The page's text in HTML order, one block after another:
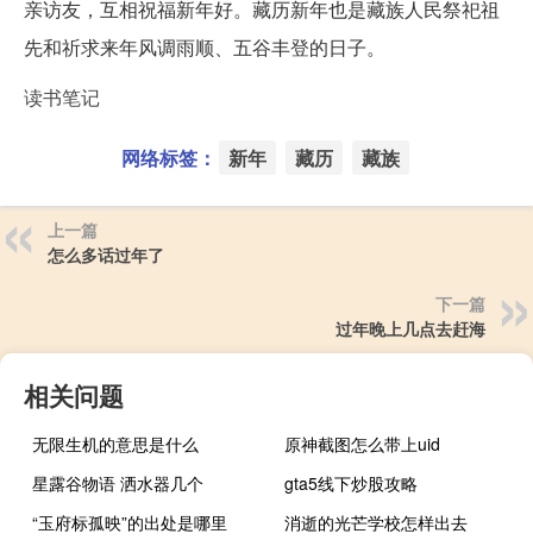
亲访友，互相祝福新年好。藏历新年也是藏族人民祭祀祖
先和祈求来年风调雨顺、五谷丰登的日子。
读书笔记
网络标签： 新年 藏历 藏族
上一篇
怎么多话过年了
下一篇
过年晚上几点去赶海
相关问题
无限生机的意思是什么
原神截图怎么带上uid
星露谷物语 洒水器几个
gta5线下炒股攻略
“玉府标孤映”的出处是哪里
消逝的光芒学校怎样出去